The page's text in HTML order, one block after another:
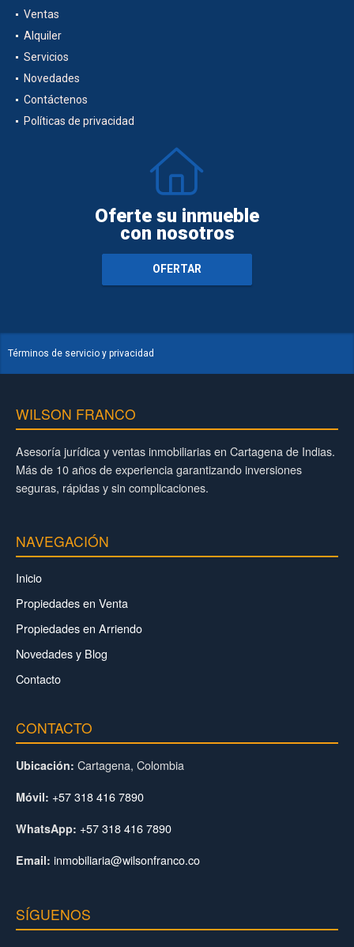
Ventas
Alquiler
Servicios
Novedades
Contáctenos
Políticas de privacidad
Oferte su inmueble
con nosotros
OFERTAR
Términos de servicio y privacidad
WILSON FRANCO
Asesoría jurídica y ventas inmobiliarias en Cartagena de Indias.
Más de 10 años de experiencia garantizando inversiones
seguras, rápidas y sin complicaciones.
NAVEGACIÓN
Inicio
Propiedades en Venta
Propiedades en Arriendo
Novedades y Blog
Contacto
CONTACTO
Ubicación: Cartagena, Colombia
Móvil: +57 318 416 7890
WhatsApp: +57 318 416 7890
Email: inmobiliaria@wilsonfranco.co
SÍGUENOS